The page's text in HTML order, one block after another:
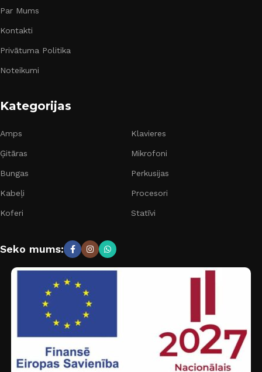
Par Mums
Kontakti
Privātuma Politika
Noteikumi
Kategorijas
Amps
Ģitāras
Bungas
Kabeļi
Koferi
Klavieres
Mikrofoni
Perkusijas
Procesori
Statīvi
Seko mums: